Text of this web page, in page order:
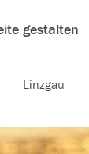
gestalten
Linzgau